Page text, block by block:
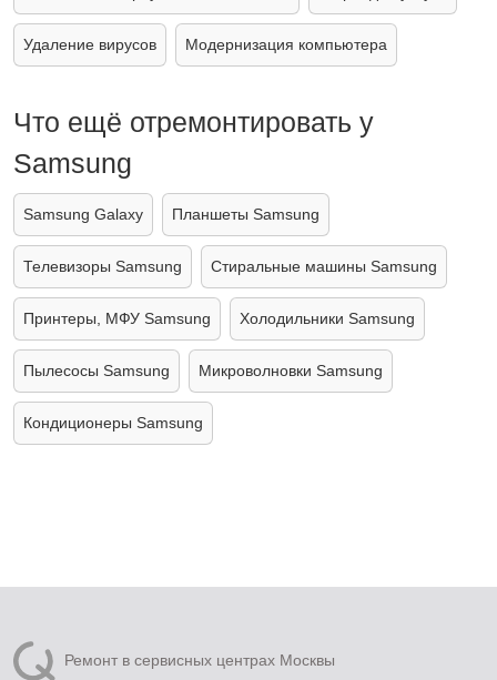
Удаление вирусов Модернизация компьютера
Что ещё отремонтировать у
Samsung
Samsung Galaxy Планшеты Samsung
Телевизоры Samsung Стиральные машины Samsung
Принтеры, МФУ Samsung Холодильники Samsung
Пылесосы Samsung Микроволновки Samsung
Кондиционеры Samsung
Ремонт в сервисных центрах Москвы